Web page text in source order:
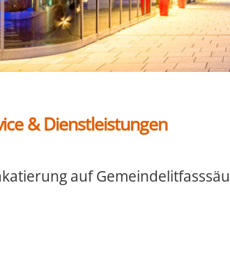
& Dienstleistungen
auf